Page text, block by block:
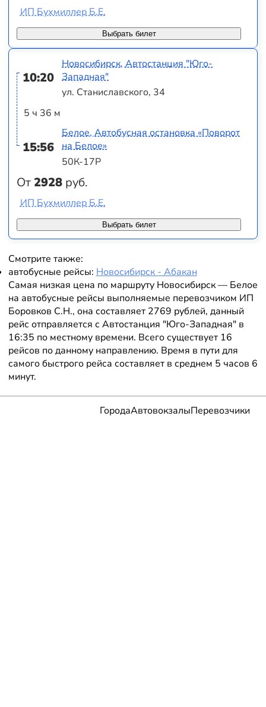
Выбрать билет
ИП Бухмиллер Б.Е.
10:20
5 ч 36 м
15:56
От2928 руб.
Новосибирск, Автостанция "Юго-
Западная"
ул. Станиславского, 34
Белое, Автобусная остановка «Поворот
на Белое»
50К-17Р
Выбрать билет
ИП Бухмиллер Б.Е.
Смотрите также:
автобусные рейсы: Новосибирск - Абакан
Самая низкая цена по маршруту Новосибирск — Белое
на автобусные рейсы выполняемые перевозчиком ИП
Боровков С.Н., она составляет 2769 рублей, данный
рейс отправляется с Автостанция "Юго-Западная" в
16:35 по местному времени. Всего существует 16
рейсов по данному направлению. Время в пути для
самого быстрого рейса составляет в среднем 5 часов 6
минут.
ГородаАвтовокзалыПеревозчики